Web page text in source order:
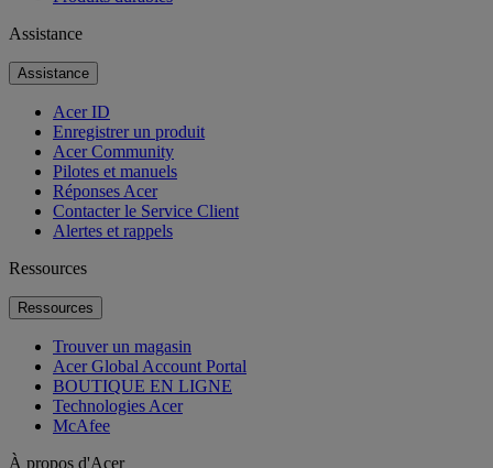
Assistance
Assistance
Acer ID
Enregistrer un produit
Acer Community
Pilotes et manuels
Réponses Acer
Contacter le Service Client
Alertes et rappels
Ressources
Ressources
Trouver un magasin
Acer Global Account Portal
BOUTIQUE EN LIGNE
Technologies Acer
McAfee
À propos d'Acer